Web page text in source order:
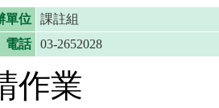
單位
課註組
電話
03-2652028
作業